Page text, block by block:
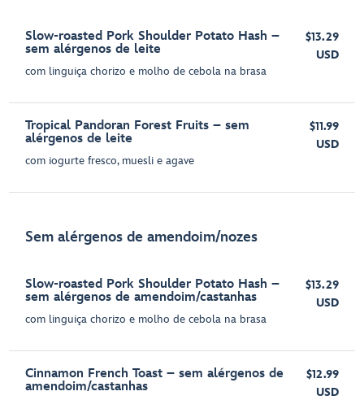
Slow-roasted Pork Shoulder Potato Hash –
sem alérgenos de leite
com linguiça chorizo e molho de cebola na brasa
$13.29
USD
Tropical Pandoran Forest Fruits – sem
alérgenos de leite
com iogurte fresco, muesli e agave
$11.99
USD
Sem alérgenos de amendoim/nozes
Slow-roasted Pork Shoulder Potato Hash –
sem alérgenos de amendoim/castanhas
com linguiça chorizo e molho de cebola na brasa
$13.29
USD
Cinnamon French Toast – sem alérgenos de
amendoim/castanhas
$12.99
USD